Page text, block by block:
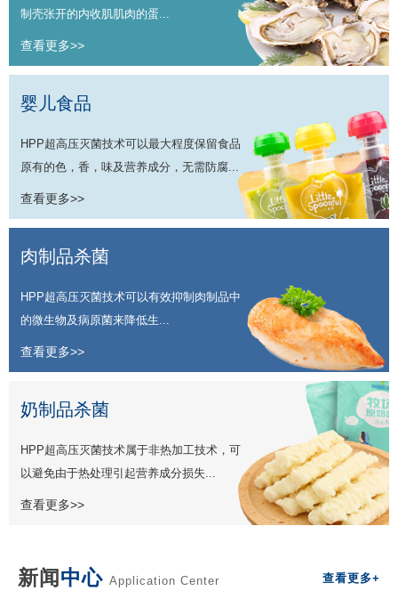
制壳张开的内收肌肌肉的蛋...
查看更多>>
婴儿食品
HPP超高压灭菌技术可以最大程度保留食品
原有的色，香，味及营养成分，无需防腐...
查看更多>>
肉制品杀菌
HPP超高压灭菌技术可以有效抑制肉制品中
的微生物及病原菌来降低生...
查看更多>>
奶制品杀菌
HPP超高压灭菌技术属于非热加工技术，可
以避免由于热处理引起营养成分损失...
查看更多>>
新闻中心 Application Center 查看更多+